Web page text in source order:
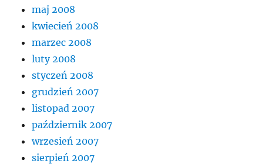
maj 2008
kwiecień 2008
marzec 2008
luty 2008
styczeń 2008
grudzień 2007
listopad 2007
październik 2007
wrzesień 2007
sierpień 2007